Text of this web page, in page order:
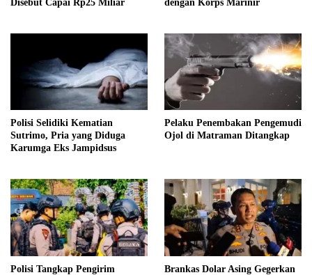
Disebut Capai Rp25 Miliar dengan Korps Marinir
Polisi Selidiki Kematian
Sutrimo, Pria yang Diduga
Karumga Eks Jampidsus
Pelaku Penembakan Pengemudi
Ojol di Matraman Ditangkap
Polisi Tangkap Pengirim
Brankas Dolar Asing Gegerkan